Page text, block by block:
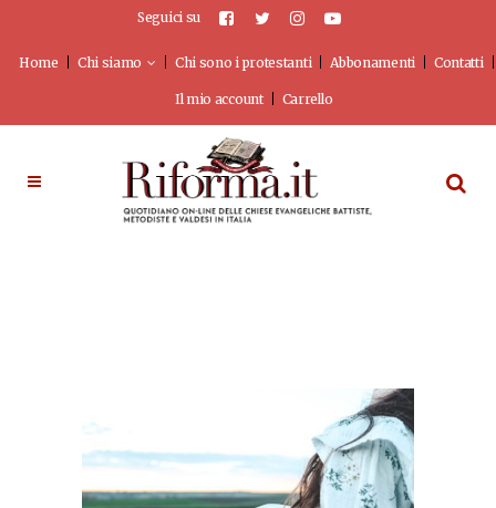
Seguici su
Home Chi siamo Chi sono i protestanti Abbonamenti Contatti
Il mio account Carrello